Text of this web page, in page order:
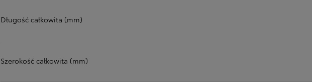
Długość całkowita (mm)
Szerokość całkowita (mm)